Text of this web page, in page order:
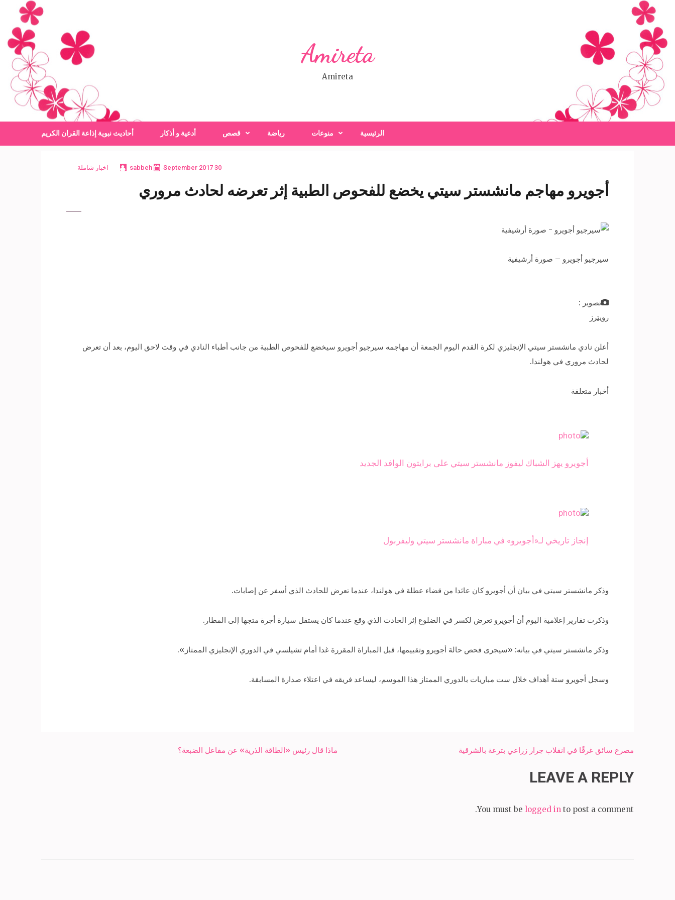
content
(Press
Enter)
Amireta
Amireta
الرئيسية منوعات رياضة قصص أدعية و أذكار أحاديث نبوية إذاعة القران الكريم
30 September 2017
sabbeh اخبار شاملة
أجويرو مهاجم مانشستر سيتي يخضع للفحوص الطبية إثر تعرضه لحادث مروري
سيرجيو أجويرو – صورة أرشيفية
تصوير :
رويترز
أعلن نادي مانشستر سيتي الإنجليزي لكرة القدم اليوم الجمعة أن مهاجمه سيرجيو أجويرو سيخضع للفحوص الطبية من جانب أطباء النادي في وقت لاحق اليوم، بعد أن تعرض
لحادث مروري في هولندا.
أخبار متعلقة
أجويرو يهز الشباك ليفوز مانشستر سيتي على برايتون الوافد الجديد
إنجاز تاريخي لـ«أجويرو» في مباراة مانشستر سيتي وليفربول
وذكر مانشستر سيتي في بيان أن أجويرو كان عائدا من قضاء عطلة في هولندا، عندما تعرض للحادث الذي أسفر عن إصابات.
وذكرت تقارير إعلامية اليوم أن أجويرو تعرض لكسر في الضلوع إثر الحادث الذي وقع عندما كان يستقل سيارة أجرة متجها إلى المطار.
وذكر مانشستر سيتي في بيانه: «سيجرى فحص حالة أجويرو وتقييمها، قبل المباراة المقررة غدا أمام تشيلسي في الدوري الإنجليزي الممتاز».
وسجل أجويرو ستة أهداف خلال ست مباريات بالدوري الممتاز هذا الموسم، ليساعد فريقه في اعتلاء صدارة المسابقة.
Post
ماذا قال رئيس «الطاقة الذرية» عن مفاعل الضبعة؟ مصرع سائق غرقًا في انقلاب جرار زراعي بترعة بالشرقية
LEAVE A REPLY
You must be logged in to post a comment.